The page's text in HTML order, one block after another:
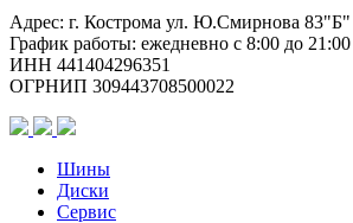
V-
524
TL
(шип.)
Адрес: г. Кострома ул. Ю.Смирнова 83"Б"
График работы: ежедневно с 8:00 до 21:00
ИНН 441404296351
ОГРНИП 309443708500022
Шины
Диски
Сервис